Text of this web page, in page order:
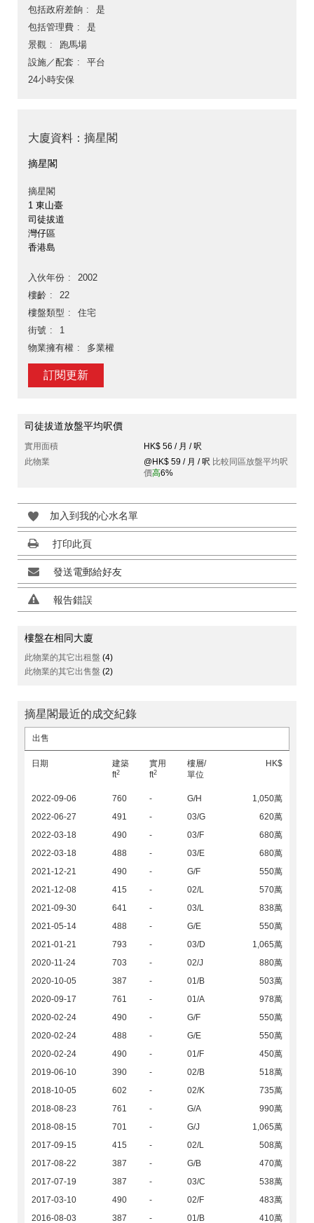
包括政府差餉
是
包括管理費
是
景觀
跑馬場
設施／配套
平台
24小時安保
大廈資料：摘星閣
摘星閣
摘星閣
1 東山臺
司徒拔道
灣仔區
香港島
入伙年份
2002
樓齡
22
樓盤類型
住宅
街號
1
物業擁有權
多業權
訂閱更新
司徒拔道放盤平均呎價
實用面積
HK$ 56 / 月 / 呎
此物業
@HK$ 59 / 月 / 呎 比較同區放盤平均呎
價高6%
加入到我的心水名單
打印此頁
發送電郵給好友
報告錯誤
樓盤在相同大廈
此物業的其它出租盤 (4)
此物業的其它出售盤 (2)
摘星閣最近的成交紀錄
出售
日期
建築
ft2
實用
ft2
樓層/
單位
HK$
2022-09-06 760 - G/H
1,050萬
2022-06-27
491 - 03/G
620萬
2022-03-18
490 - 03/F
680萬
2022-03-18
488 - 03/E
680萬
2021-12-21
490 - G/F
550萬
2021-12-08
415 - 02/L
570萬
2021-09-30
641 - 03/L
838萬
2021-05-14
488 - G/E
550萬
2021-01-21
793 - 03/D
1,065萬
2020-11-24
703 - 02/J
880萬
2020-10-05
387 - 01/B
503萬
2020-09-17
761 - 01/A
978萬
2020-02-24
490 - G/F
550萬
2020-02-24
488 - G/E
550萬
2020-02-24
490 - 01/F
450萬
2019-06-10
390 - 02/B
518萬
2018-10-05
602 - 02/K
735萬
2018-08-23
761 - G/A
990萬
2018-08-15
701 - G/J
1,065萬
2017-09-15
415 - 02/L
508萬
2017-08-22
387 - G/B
470萬
2017-07-19
387 - 03/C
538萬
2017-03-10
490 - 02/F
483萬
2016-08-03
387 - 01/B 410萬